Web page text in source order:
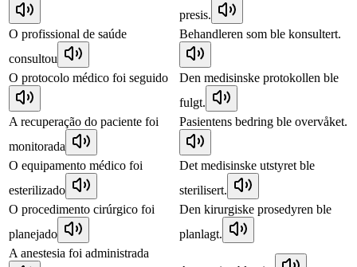
presis.
O profissional de saúde
consultou
Behandleren som ble konsultert.
O protocolo médico foi seguido
Den medisinske protokollen ble
fulgt.
A recuperação do paciente foi
monitorada
Pasientens bedring ble overvåket.
O equipamento médico foi
esterilizado
Det medisinske utstyret ble
sterilisert.
O procedimento cirúrgico foi
planejado
Den kirurgiske prosedyren ble
planlagt.
A anestesia foi administrada